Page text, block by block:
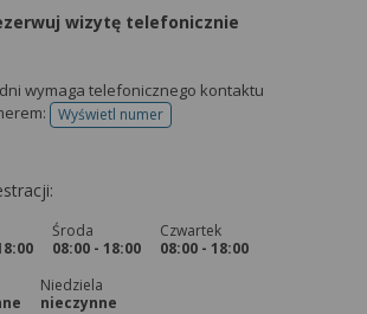
wizytę telefonicznie
wymaga telefonicznego kontaktu
Wyświetl numertelefonu do rejestracji
Środa
08:00 - 18:00
Czwartek
08:00 - 18:00
Niedziela
nieczynne